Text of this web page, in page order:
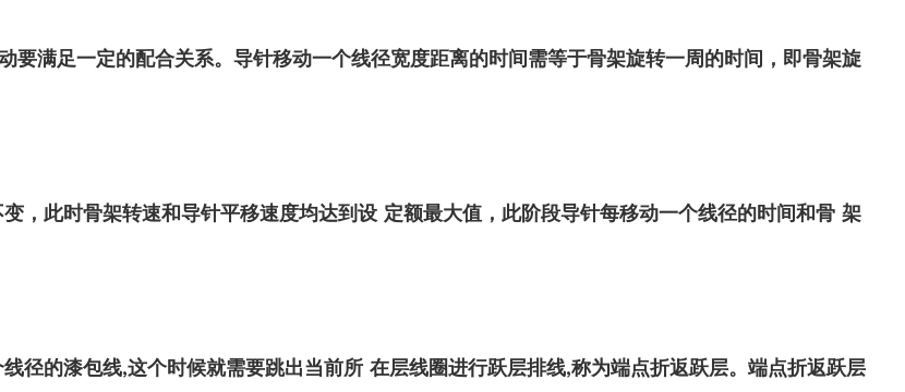
要满足一定的配合关系。导针移动一个线径宽度距离的时间需等于骨架旋转一周的时间，即骨架旋
，此时骨架转速和导针平移速度均达到设 定额最大值，此阶段导针每移动一个线径的时间和骨 架
径的漆包线,这个时候就需要跳出当前所 在层线圈进行跃层排线,称为端点折返跃层。端点折返跃层